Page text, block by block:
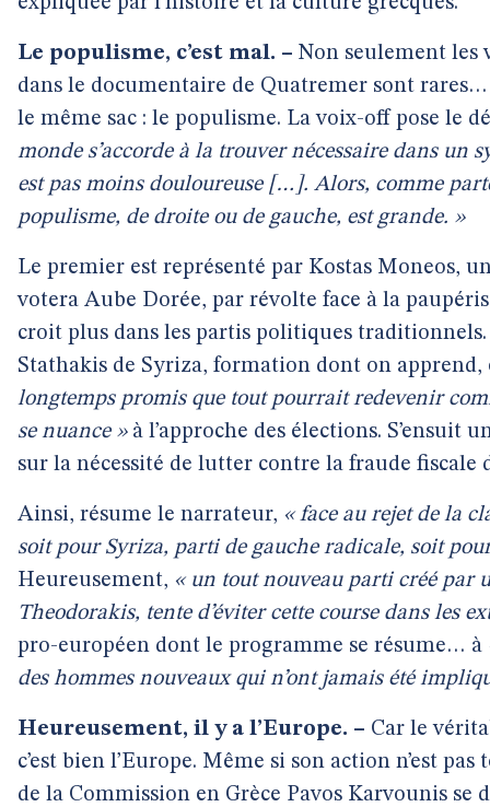
Le populisme, c’est mal. – Non seulement les
dans le documentaire de Quatremer sont rares…
le même sac : le populisme. La voix-off pose le
monde s’accorde à la trouver nécessaire dans un
est pas moins douloureuse […]. Alors, comme
populisme, de droite ou de gauche, est grande. »
Le premier est représenté par Kostas Moneos,
votera Aube Dorée, par révolte face à la
croit plus dans les partis politiques
Stathakis de Syriza, formation dont on apprend,
longtemps promis que tout pourrait redevenir
se nuance »à l’approche des élections. S’ensuit
sur la nécessité de lutter contre la fraude fiscale
Ainsi, résume le narrateur, « face au rejet de la
soit pour Syriza, parti de gauche radicale, soit
Heureusement, « un tout nouveau parti créé par
Theodorakis, tente d’éviter cette course dans les
pro-européen dont le programme se résume… à
des hommes nouveaux qui n’ont jamais été
Heureusement, il y a l’Europe. – Car le
c’est bien l’Europe. Même si son action n’est
de la Commission en Grèce Pavos Karvounis se